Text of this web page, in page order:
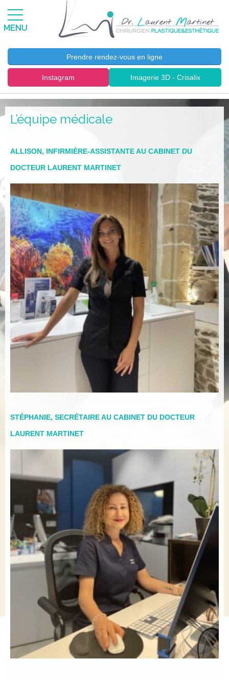
Prendre rendez-vous en ligne
Instagram Imagerie 3D - Crisalix
MENU
L’équipe médicale
ALLISON, INFIRMIÈRE-ASSISTANTE AU CABINET DU
DOCTEUR LAURENT MARTINET
STÉPHANIE, SECRÉTAIRE AU CABINET DU DOCTEUR
LAURENT MARTINET